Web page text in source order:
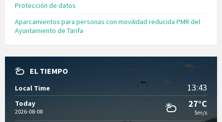
Protección de datos
Aparcamientos para personas con movilidad reducida PMR del
Ayuntamiento de Tarifa
EL TIEMPO
Local Time 13:43
Today
2026-08-08
27°C
5m/s